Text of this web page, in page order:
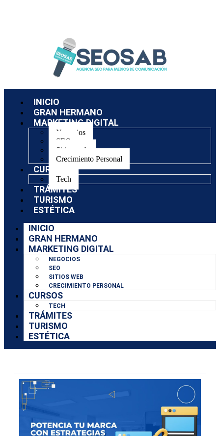
INICIO
GRAN HERMANO
MARKETING DIGITAL
Negocios
SEO
Sitios web
Crecimiento Personal
CURSOS
Tech
TRÁMITES
TURISMO
ESTÉTICA
INICIO
GRAN HERMANO
MARKETING DIGITAL
NEGOCIOS
SEO
SITIOS WEB
CRECIMIENTO PERSONAL
CURSOS
TECH
TRÁMITES
TURISMO
ESTÉTICA